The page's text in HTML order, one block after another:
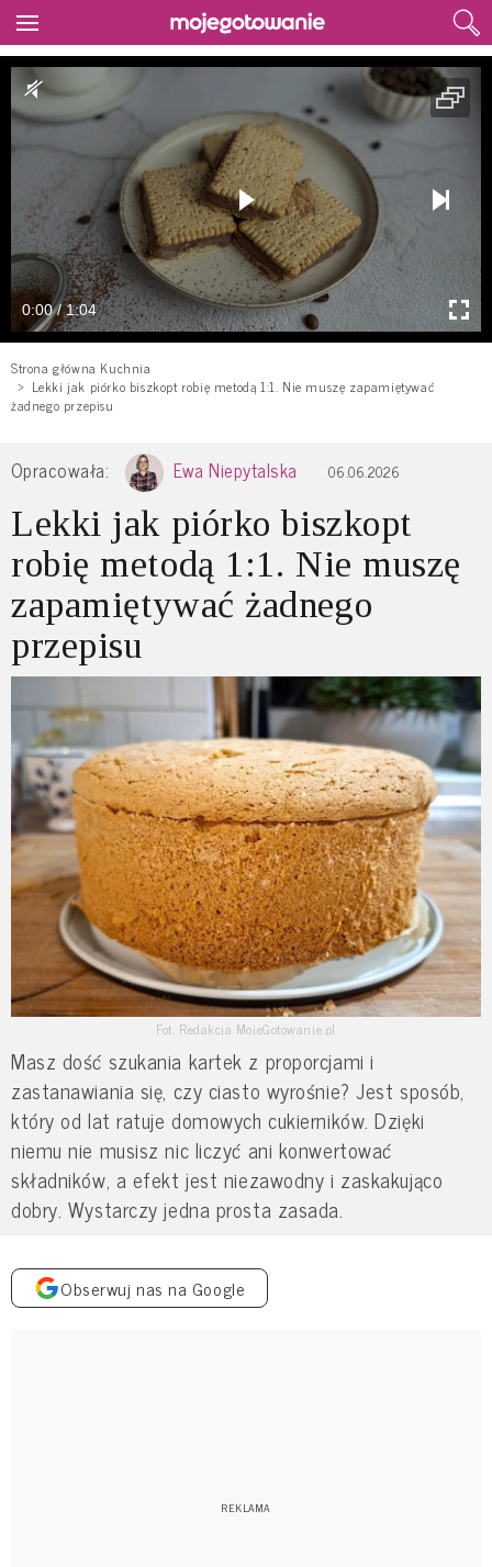
0:00 / 1:04
Strona główna Kuchnia
Lekki jak piórko biszkopt robię metodą 1:1. Nie muszę zapamiętywać
żadnego przepisu
Opracowała: Ewa Niepytalska 06.06.2026
Lekki jak piórko biszkopt
robię metodą 1:1. Nie muszę
zapamiętywać żadnego
przepisu
Fot. Redakcja MojeGotowanie.pl
Masz dość szukania kartek z proporcjami i
zastanawiania się, czy ciasto wyrośnie? Jest sposób,
który od lat ratuje domowych cukierników. Dzięki
niemu nie musisz nic liczyć ani konwertować
składników, a efekt jest niezawodny i zaskakująco
dobry. Wystarczy jedna prosta zasada.
Obserwuj nas na Google